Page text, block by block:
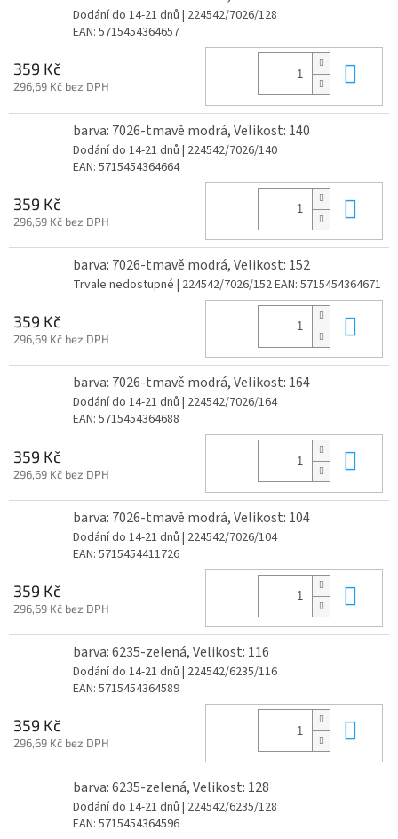
Dodání do 14-21 dnů | 224542/7026/128
EAN: 5715454364657
359 Kč
296,69 Kč bez DPH
barva: 7026-tmavě modrá, Velikost: 140
Dodání do 14-21 dnů | 224542/7026/140
EAN: 5715454364664
359 Kč
296,69 Kč bez DPH
barva: 7026-tmavě modrá, Velikost: 152
Trvale nedostupné | 224542/7026/152EAN: 5715454364671
359 Kč
296,69 Kč bez DPH
barva: 7026-tmavě modrá, Velikost: 164
Dodání do 14-21 dnů | 224542/7026/164
EAN: 5715454364688
359 Kč
296,69 Kč bez DPH
barva: 7026-tmavě modrá, Velikost: 104
Dodání do 14-21 dnů | 224542/7026/104
EAN: 5715454411726
359 Kč
296,69 Kč bez DPH
barva: 6235-zelená, Velikost: 116
Dodání do 14-21 dnů | 224542/6235/116
EAN: 5715454364589
359 Kč
296,69 Kč bez DPH
barva: 6235-zelená, Velikost: 128
Dodání do 14-21 dnů | 224542/6235/128
EAN: 5715454364596